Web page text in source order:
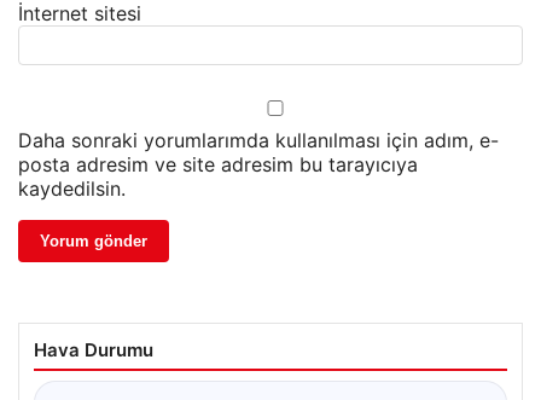
İnternet sitesi
Daha sonraki yorumlarımda kullanılması için adım, e-
posta adresim ve site adresim bu tarayıcıya
kaydedilsin.
Hava Durumu